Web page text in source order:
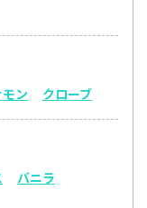
ン クローブ
バニラ